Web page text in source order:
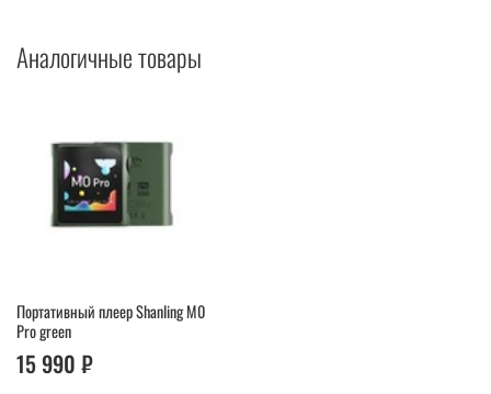
Аналогичные товары
Портативный плеер Shanling M0
Pro green
15 990 ₽